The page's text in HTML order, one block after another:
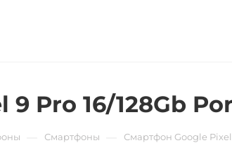
Pro 16/128Gb
Смартфоны Смартфон Google Pixel